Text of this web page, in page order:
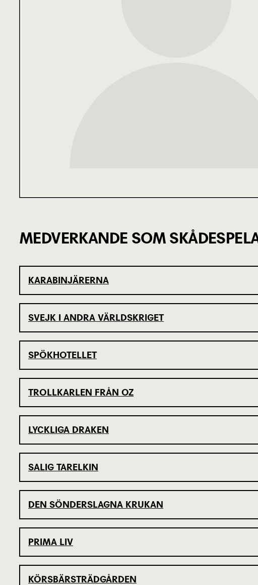
MEDVERKANDE SOM
KARABINJÄRERNA
SVEJK I ANDRA VÄRLDSKRIGET
SPÖKHOTELLET
TROLLKARLEN FRÅN OZ
LYCKLIGA DRAKEN
SALIG TARELKIN
DEN SÖNDERSLAGNA KRUKAN
PRIMA LIV
KÖRSBÄRSTRÄDGÅRDEN